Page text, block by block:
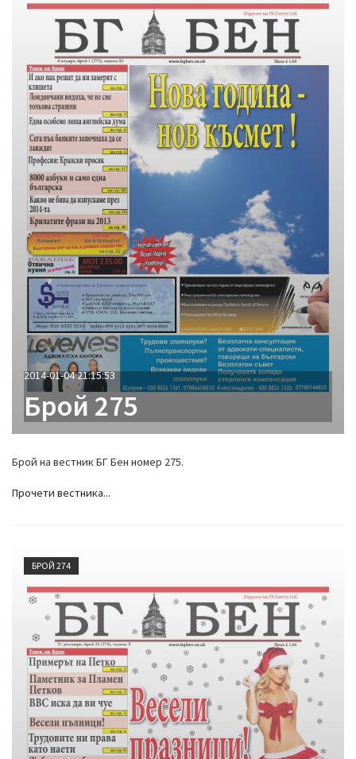
2014-01-04 21:15:53
Брой 275
Брой на вестник БГ Бен номер 275.
Прочети вестника...
БРОЙ 274